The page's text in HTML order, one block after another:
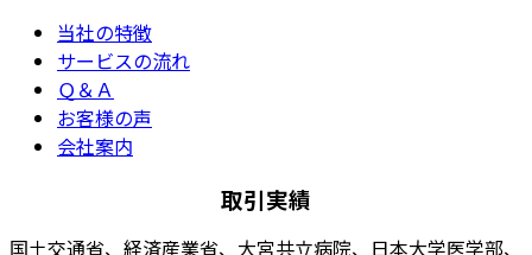
当社の特徴
サービスの流れ
Ｑ＆Ａ
お客様の声
会社案内
取引実績
国土交通省、経済産業省、大宮共立病院、日本大学医学部、